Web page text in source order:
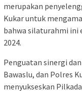
merupakan
Kukar untuk
bahwa silaturahmi ini
2024.
Penguatan sinergi
Bawaslu, dan Polres
menyukseskan